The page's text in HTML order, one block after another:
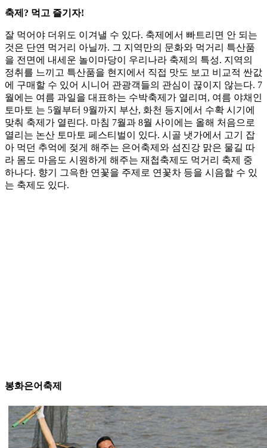
축제? 먹고 즐기자!
잘 먹어야 더위도 이겨낼 수 있다. 축제에서 빠트리면 안 되는
것은 단연 먹거리 아닐까. 그 지역만의 문화와 먹거리 특산품
을 전면에 내세운 놀이마당이 우리나라 축제의 특성. 지역의
정취를 느끼고 특산품을 현지에서 직접 맛도 보고 비교적 싼값
에 구매할 수 있어 시니어 관광객들의 관심이 끊이지 않는다. 7
월에는 여름 과일을 대표하는 수박축제가 열리며, 여름 야채인
토마토 는 5월부터 9월까지 부산, 화천 등지에서 수확 시기에
맞춰 축제가 열린다. 마침 7월과 8월 사이에는 올해 처음으로
열리는 논산 토마토 페스티벌이 있다. 시골 냇가에서 고기 잡
아 먹던 추억에 젖게 해주는 은어축제와 섬진강 맑은 물길 따
라 몸도 마음도 시원하게 해주는 재첩축제도 먹거리 축제 중
하나다. 향기 그윽한 연꽃을 주제로 연꽃차 등을 시음할 수 있
는 축제도 있다.
봉화은어축제